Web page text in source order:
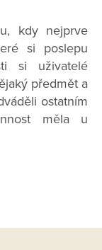
kdy nejprve
si poslepu
si uživatelé
předmět a
ostatním
měla u